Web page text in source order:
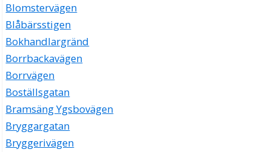
Blomstervägen
Blåbärsstigen
Bokhandlargränd
Borrbackavägen
Borrvägen
Boställsgatan
Bramsäng Ygsbovägen
Bryggargatan
Bryggerivägen